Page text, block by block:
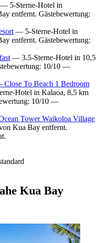
— 5-Sterne-Hotel in
entfernt. Gästebewertung:
— 5-Sterne-Hotel in
entfernt. Gästebewertung:
— 3.5-Sterne-Hotel in 10,5
10/10 —
Close To Beach 1 Bedroom
Hotel in Kalaoa, 8,5 km
10/10 —
Tower Waikoloa Village
Kua Bay entfernt.
Kua Bay